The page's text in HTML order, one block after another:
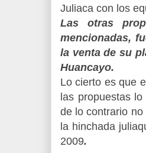
Juliaca con los
Las otras
mencionadas,
la venta de su
Huancayo.
Lo cierto es que
las propuestas
de lo contrario
la hinchada
2009.